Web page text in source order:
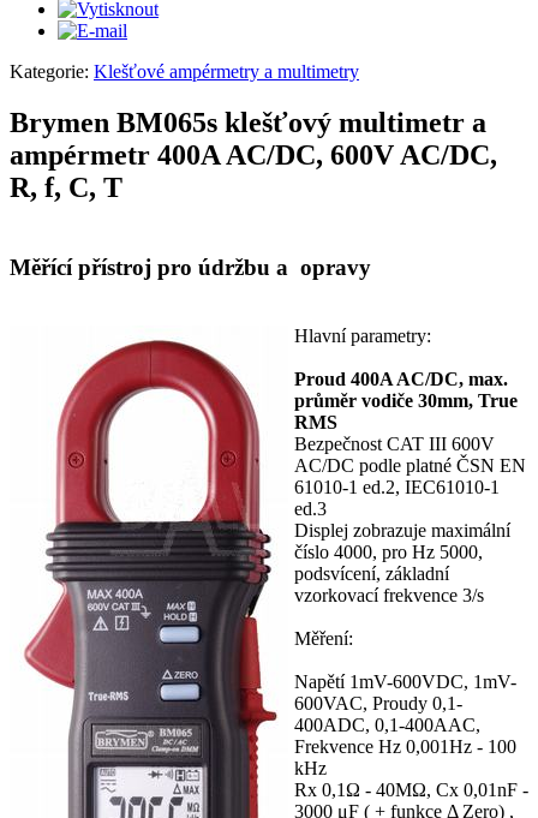
Kategorie: Klešťové ampérmetry a multimetry
Brymen BM065s klešťový multimetr a
ampérmetr 400A AC/DC, 600V AC/DC,
R, f, C, T
Měřící přístroj pro údržbu a opravy
Hlavní parametry:
Proud 400A AC/DC, max.
průměr vodiče 30mm, True
RMS
Bezpečnost CAT III 600V
AC/DC podle platné ČSN EN
61010-1 ed.2, IEC61010-1
ed.3
Displej zobrazuje maximální
číslo 4000, pro Hz 5000,
podsvícení, základní
vzorkovací frekvence 3/s
Měření:
Napětí 1mV-600VDC, 1mV-
600VAC, Proudy 0,1-
400ADC, 0,1-400AAC,
Frekvence Hz 0,001Hz - 100
kHz
Rx 0,1Ω - 40MΩ, Cx 0,01nF -
3000 μF ( + funkce Δ Zero) ,